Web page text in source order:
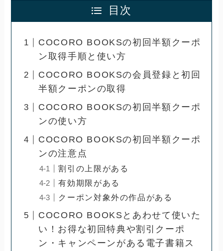
目次
COCORO BOOKSの初回半額クーポ
ン取得手順と使い方
COCORO BOOKSの会員登録と初回
半額クーポンの取得
COCORO BOOKSの初回半額クーポ
ンの使い方
COCORO BOOKSの初回半額クーポ
ンの注意点
割引の上限がある
有効期限がある
クーポン対象外の作品がある
COCORO BOOKSとあわせて使いた
い！お得な初回特典や割引クーポ
ン・キャンペーンがある電子書籍ス